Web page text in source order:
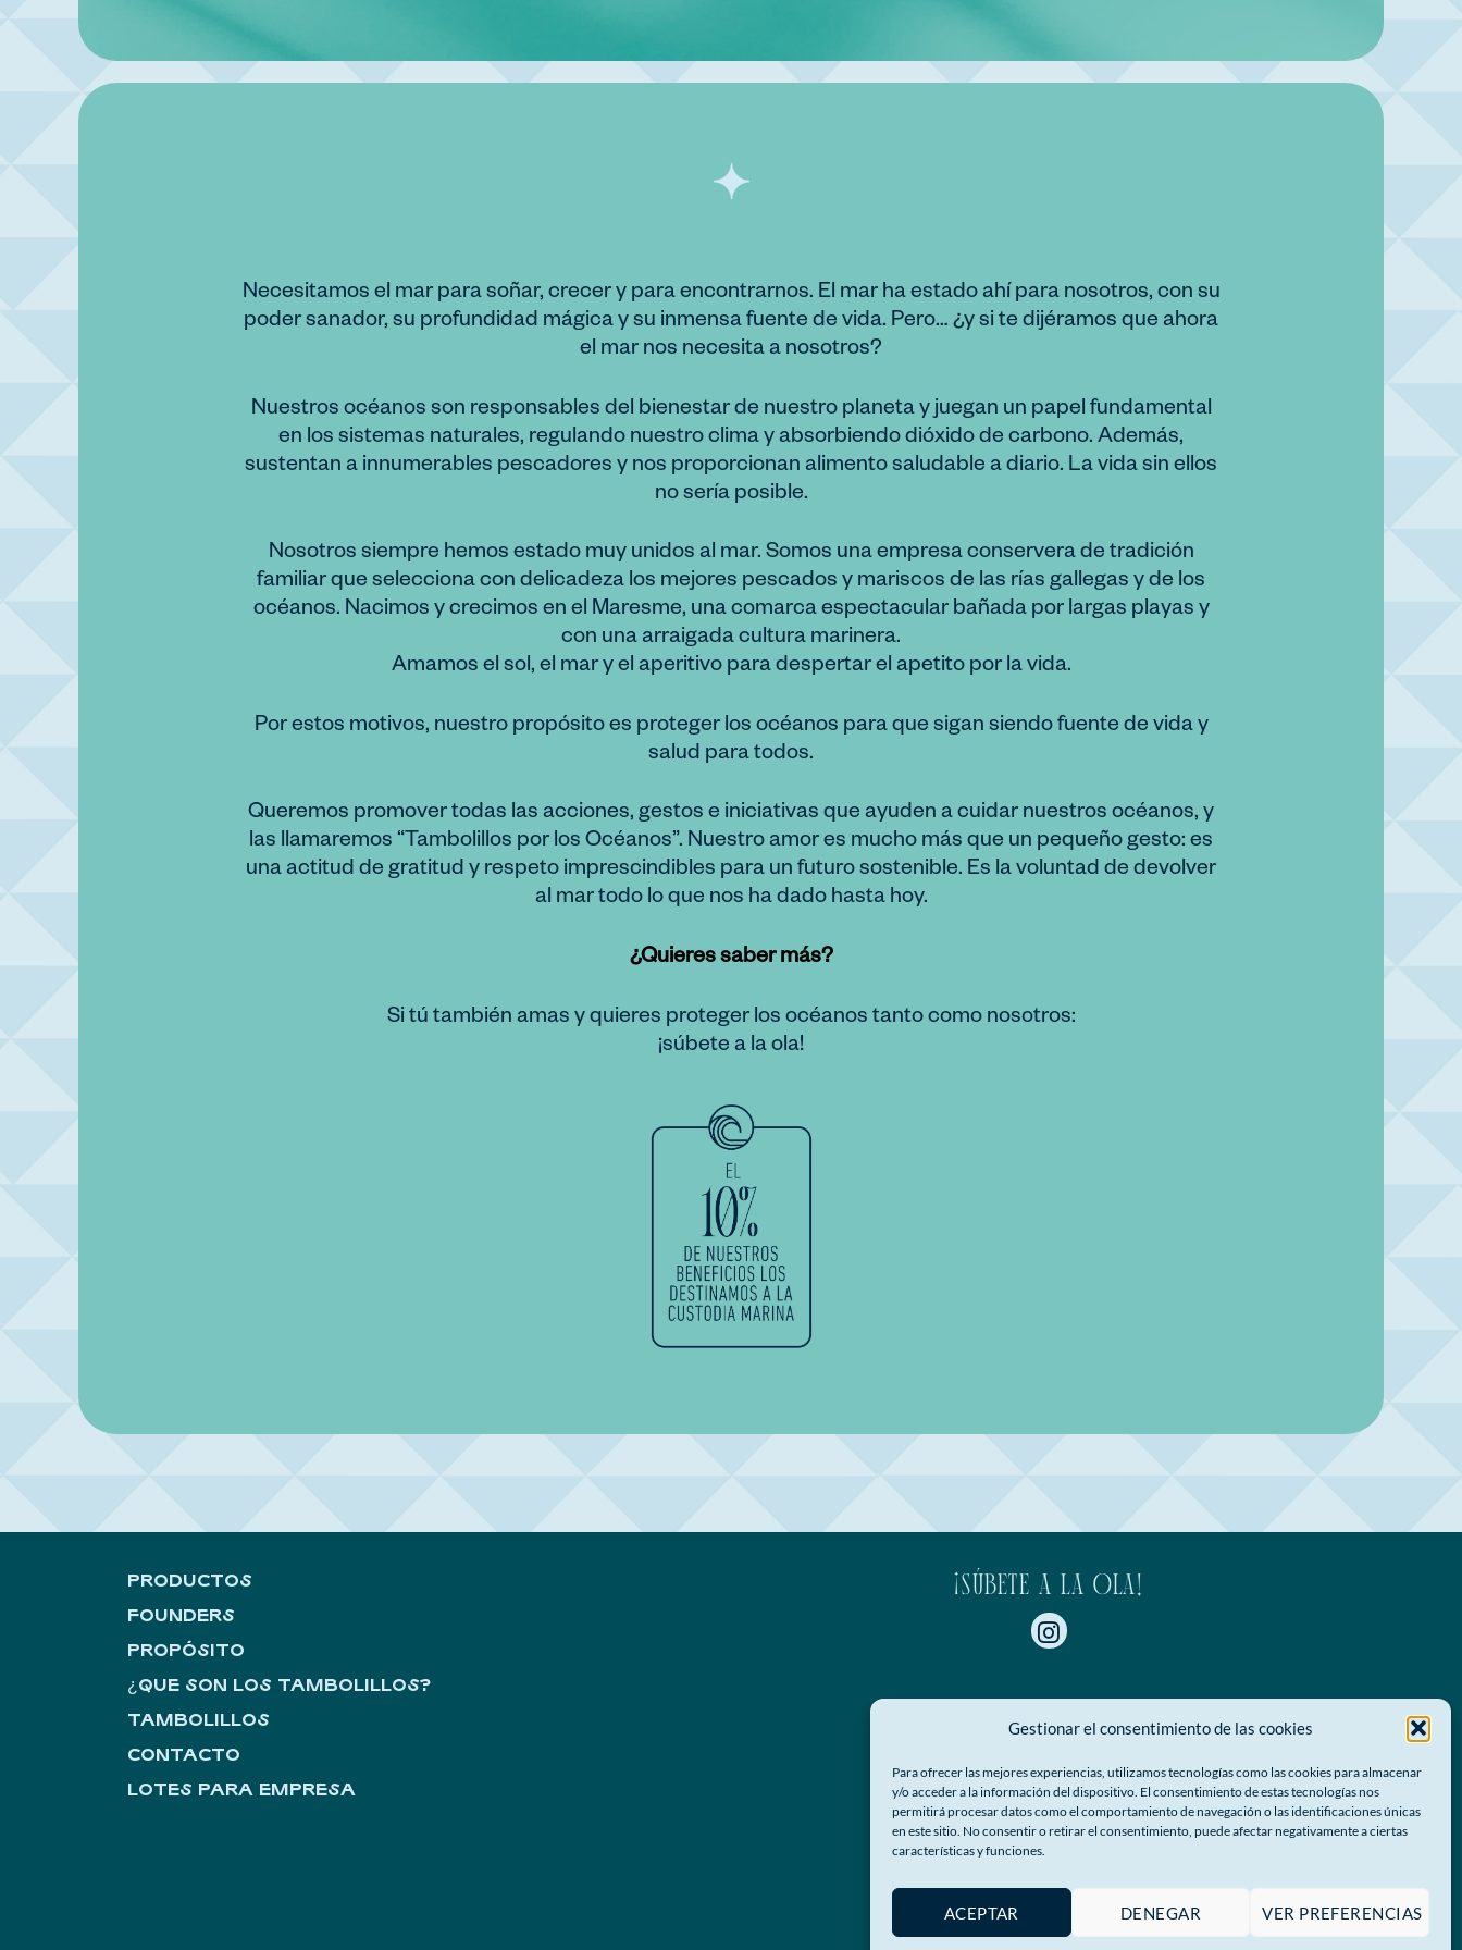
Gestionar el consentimiento de las cookies
Para ofrecer las mejores experiencias, utilizamos tecnologías como las cookies para almacenar
y/o acceder a la información del dispositivo. El consentimiento de estas tecnologías nos
permitirá procesar datos como el comportamiento de navegación o las identificaciones únicas
en este sitio. No consentir o retirar el consentimiento, puede afectar negativamente a ciertas
características y funciones.
ACEPTAR DENEGAR VER PREFERENCIAS
Necesitamos el mar para soñar, crecer y para encontrarnos. El mar ha estado ahí para nosotros, con su
poder sanador, su profundidad mágica y su inmensa fuente de vida. Pero… ¿y si te dijéramos que ahora
el mar nos necesita a nosotros?
Nuestros océanos son responsables del bienestar de nuestro planeta y juegan un papel fundamental
en los sistemas naturales, regulando nuestro clima y absorbiendo dióxido de carbono. Además,
sustentan a innumerables pescadores y nos proporcionan alimento saludable a diario. La vida sin ellos
no sería posible.
Nosotros siempre hemos estado muy unidos al mar. Somos una empresa conservera de tradición
familiar que selecciona con delicadeza los mejores pescados y mariscos de las rías gallegas y de los
océanos. Nacimos y crecimos en el Maresme, una comarca espectacular bañada por largas playas y
con una arraigada cultura marinera.
Amamos el sol, el mar y el aperitivo para despertar el apetito por la vida.
Por estos motivos, nuestro propósito es proteger los océanos para que sigan siendo fuente de vida y
salud para todos.
Queremos promover todas las acciones, gestos e iniciativas que ayuden a cuidar nuestros océanos, y
las llamaremos “Tambolillos por los Océanos”. Nuestro amor es mucho más que un pequeño gesto: es
una actitud de gratitud y respeto imprescindibles para un futuro sostenible. Es la voluntad de devolver
al mar todo lo que nos ha dado hasta hoy.
¿Quieres saber más?
Si tú también amas y quieres proteger los océanos tanto como nosotros:
¡súbete a la ola!
PRODUCTOS
FOUNDERS
PROPÓSITO
¿QUE SON LOS TAMBOLILLOS?
TAMBOLILLOS
CONTACTO
LOTES PARA EMPRESA
¡SÚBETE A LA OLA!